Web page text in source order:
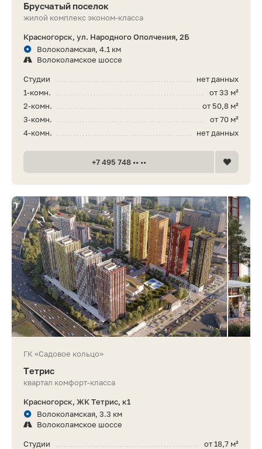
Брусчатый поселок
жилой комплекс эконом-класса
Красногорск, ул. Народного Ополчения, 2Б
Волоколамская, 4.1 км
Волоколамское шоссе
нет данных
Студии
от 33 м²
1-комн.
от 50,8 м²
2-комн.
от 70 м²
3-комн.
нет данных
4-комн.
+7 495 748 •• ••
ГК «Садовое кольцо»
Тетрис
квартал комфорт-класса
Красногорск, ЖК Тетрис, к1
Волоколамская, 3.3 км
Волоколамское шоссе
от 18,7 м²
Студии